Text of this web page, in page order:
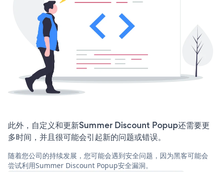
此外，自定义和更新Summer Discount Popup还需要更
多时间，并且很可能会引起新的问题或错误。
随着您公司的持续发展，您可能会遇到安全问题，因为黑客可能会
尝试利用Summer Discount Popup安全漏洞。